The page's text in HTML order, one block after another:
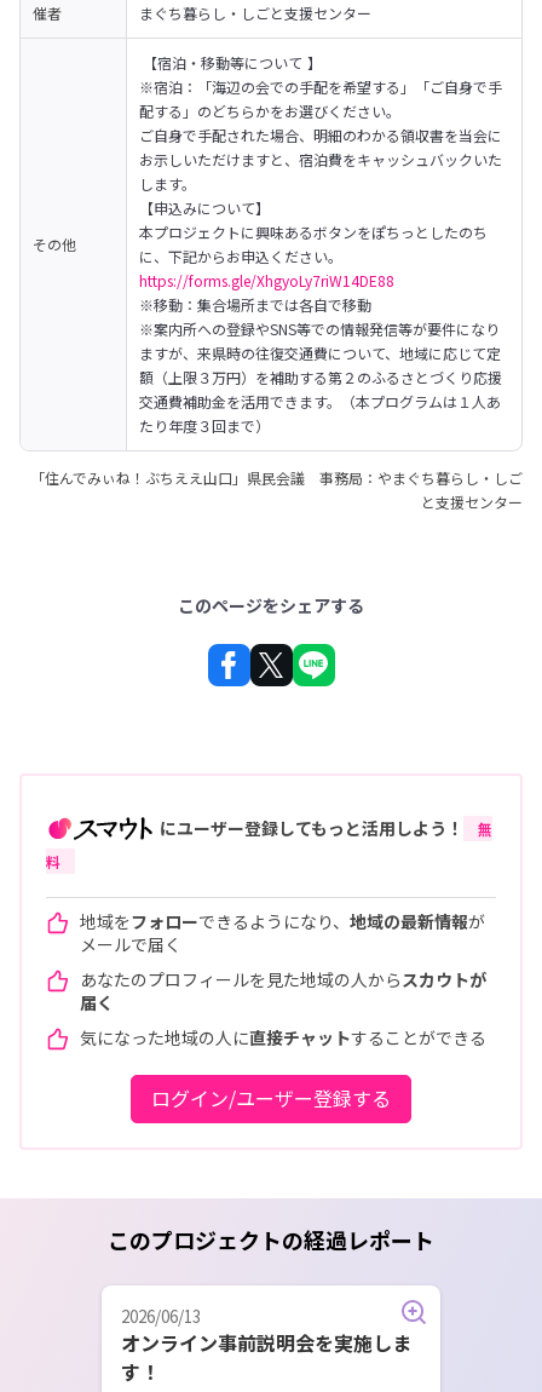
催者 まぐち暮らし・しごと支援センター
その他
※宿泊：「海辺の会での手配を希望する」「ご自身で手
配する」のどちらかをお選びください。
ご自身で手配された場合、明細のわかる領収書を当会に
お示しいただけますと、宿泊費をキャッシュバックいた
します。
【申込みについて】
本プロジェクトに興味あるボタンをぽちっとしたのち
https://forms.gle/XhgyoLy7riW14DE88
※移動：集合場所までは各自で移動
※案内所への登録やSNS等での情報発信等が要件になり
ますが、来県時の往復交通費について、地域に応じて定
額（上限３万円）を補助する第２のふるさとづくり応援
交通費補助金を活用できます。（本プログラムは１人あ
たり年度３回まで）
「住んでみぃね！ぶちええ山口」県民会議 事務局：やまぐち暮らし・しご
と支援センター
このページをシェアする
にユーザー登録してもっと活用しよう！
無
料
地域をフォローできるようになり、 地域の最新情報が
メールで届く
あなたのプロフィールを見た地域の人から スカウトが
届く
気になった地域の人に直接チャットすることができる
ログイン/ユーザー登録する
このプロジェクトの経過レポート
2026/06/13
オンライン事前説明会を実施しま
す！